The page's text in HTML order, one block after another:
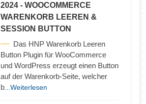
2024 - WOOCOMMERCE
WARENKORB LEEREN &
SESSION BUTTON
Das HNP Warenkorb Leeren
Button Plugin für WooCommerce
und WordPress erzeugt einen Button
auf der Warenkorb-Seite, welcher
b ...Weiterlesen